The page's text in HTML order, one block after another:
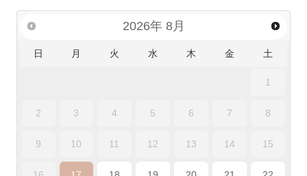
2026年 8月
日 月 火 水 木 金 土
1
2 3 4 5 6 7 8
9 10 11 12 13 14 15